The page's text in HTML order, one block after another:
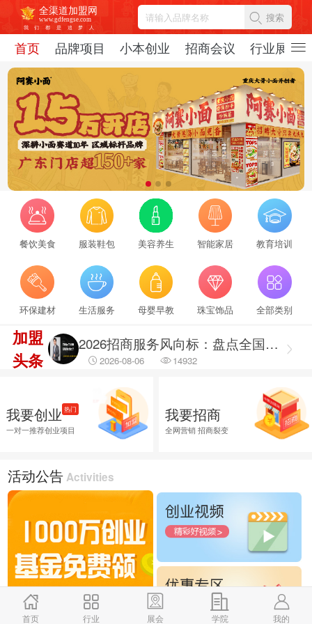
全渠道加盟网
www.gdfengse.com
我
们 都 是 追 梦 人
搜索
首页 品牌项目 小本创业 招商会议 行业展会
首页 行业 展会 学院 我的
餐饮美食 服装鞋包 美容养生 智能家居 教育培训
环保建材 生活服务 母婴早教 珠宝饰品 全部类别
加盟
头条
2026招商服务行业转型：新势力崛起与标杆企业引领，从区域到全国的发展新路径
2026-08-06 69472
2026招商服务风向标：盘点全国头部机构与实战派专家
2026-08-06 14932
2026融资服务行业调研出炉：聚焦合规治理 筑牢企业融资安全防线
2026-08-06
2026融资服务行业调研：破解供需错位难题 提升企业融资落地效能
2026-08-06 26035
我要创业 热门
一对一推荐创业项目
我要招商
全网营销 招商裂变
活动公告 Activities